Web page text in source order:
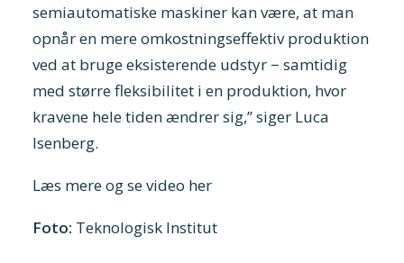
semiautomatiske maskiner kan være, at man
opnår en mere omkostningseffektiv produktion
ved at bruge eksisterende udstyr − samtidig
med større fleksibilitet i en produktion, hvor
kravene hele tiden ændrer sig,” siger Luca
Isenberg.
Læs mere og se video her
Foto: Teknologisk Institut